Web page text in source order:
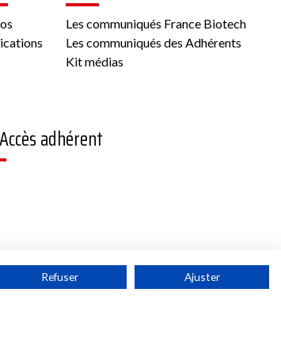
Les communiqués France Biotech
Les communiqués des Adhérents
Kit médias
Accès adhérent
Refuser Ajuster